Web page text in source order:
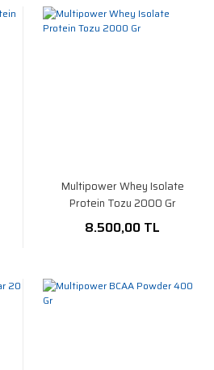
Multipower Whey Isolate
Protein Tozu 2000 Gr
8.500,00 TL